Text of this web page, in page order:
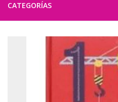
CATEGORÍAS